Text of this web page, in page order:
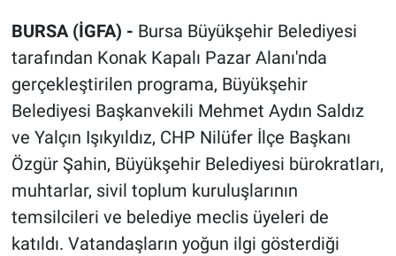
BURSA (İGFA) - Bursa Büyükşehir Belediyesi
tarafından Konak Kapalı Pazar Alanı'nda
gerçekleştirilen programa, Büyükşehir
Belediyesi Başkanvekili Mehmet Aydın Saldız
ve Yalçın Işıkyıldız, CHP Nilüfer İlçe Başkanı
Özgür Şahin, Büyükşehir Belediyesi bürokratları,
muhtarlar, sivil toplum kuruluşlarının
temsilcileri ve belediye meclis üyeleri de
katıldı. Vatandaşların yoğun ilgi gösterdiği